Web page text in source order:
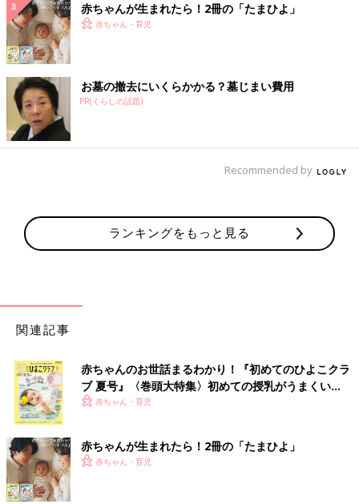
赤ちゃんが生まれたら！2冊の「たまひよ」
赤ちゃん・育児
お墓の撤去にいくらかかる？墓じまい費用
PR(くらしの話題)
Recommended by
ランキングをもっと見る
関連記事
赤ちゃんのお世話まるわかり！『初めてのひよこクラ
ブ 夏号』〈巻頭大特集〉初めての授乳がうまくい
く！ おっぱい・ミルクの基本と夏のトラブル 解決テ
赤ちゃん・育児
赤ちゃんが生まれたら！2冊の「たまひよ」
赤ちゃん・育児